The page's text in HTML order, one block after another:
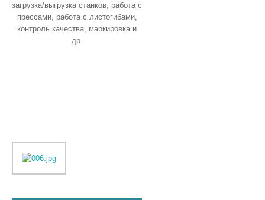
загрузка/выгрузка станков, работа с
прессами, работа с листогибами,
контроль качества, маркировка и
др.